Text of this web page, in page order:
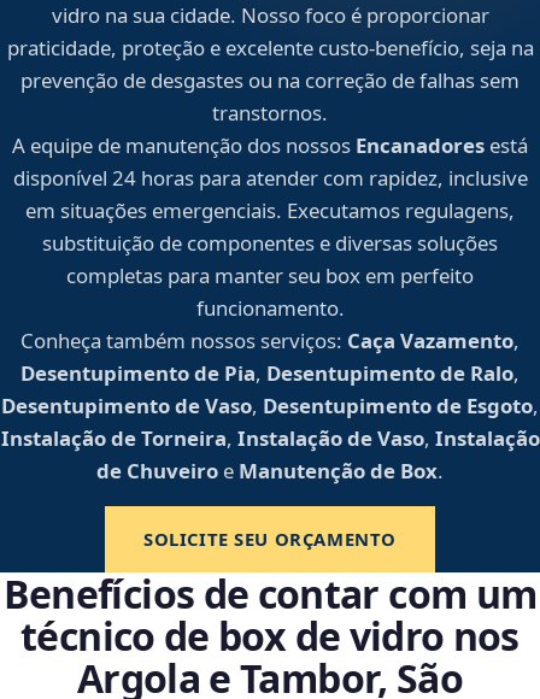
vidro na sua cidade. Nosso foco é proporcionar
praticidade, proteção e excelente custo-benefício, seja na
prevenção de desgastes ou na correção de falhas sem
transtornos.
A equipe de manutenção dos nossos Encanadores está
disponível 24 horas para atender com rapidez, inclusive
em situações emergenciais. Executamos regulagens,
substituição de componentes e diversas soluções
completas para manter seu box em perfeito
funcionamento.
Conheça também nossos serviços: Caça Vazamento,
Desentupimento de Pia, Desentupimento de Ralo,
Desentupimento de Vaso, Desentupimento de Esgoto,
Instalação de Torneira, Instalação de Vaso, Instalação
de Chuveiro e Manutenção de Box.
SOLICITE SEU ORÇAMENTO
Benefícios de contar com um
técnico de box de vidro nos
Argola e Tambor, São